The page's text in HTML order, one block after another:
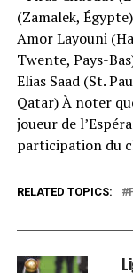
(Zamalek,
Amor Layouni
Twente, Pays-
Elias Saad (St.
Qatar) À noter
joueur de
participation du
RELATED TOPICS: